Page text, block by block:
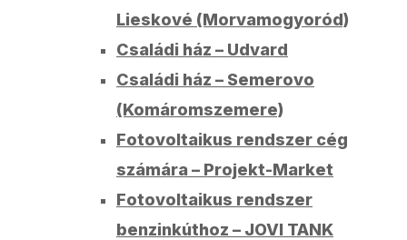
Lieskové (Morvamogyoród)
Családi ház – Udvard
Családi ház – Semerovo
(Komáromszemere)
Fotovoltaikus rendszer cég
számára – Projekt-Market
Fotovoltaikus rendszer
benzinkúthoz – JOVI TANK